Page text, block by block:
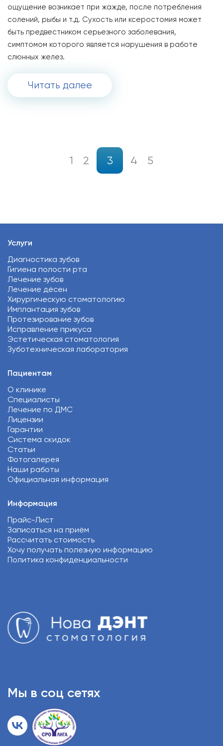
ощущение возникает при жажде, после потребления
солений, рыбы и т.д. Сухость или ксеростомия может
быть предвестником серьезного заболевания,
симптомом которого является нарушения в работе
слюнных желез.
Читать далее
1 2 3 4 5
Услуги
Диагностика зубов
Гигиена полости рта
Лечение зубов
Лечение дёсен
Хирургическую стоматологию
Имплантация зубов
Протезирование зубов
Исправление прикуса
Эстетическая стоматология
Зуботехническая лаборатория
Пациентам
О клинике
Специалисты
Лечение по ДМС
Лицензии
Гарантии
Система скидок
Статьи
Фотогалерея
Наши работы
Официальная информация
Информация
Прайс-Лист
Записаться на приём
Рассчитать стоимость
Хочу получать полезную информацию
Политика конфиденциальности
Мы в соц сетях